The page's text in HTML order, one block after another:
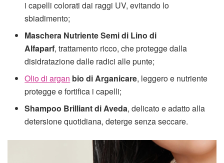
i capelli colorati dai raggi UV, evitando lo
sbiadimento;
Maschera Nutriente Semi di Lino di
Alfaparf, trattamento ricco, che protegge dalla
disidratazione dalle radici alle punte;
Olio di argan bio di Arganicare, leggero e nutriente
protegge e fortifica i capelli;
Shampoo Brilliant di Aveda, delicato e adatto alla
detersione quotidiana, deterge senza seccare.